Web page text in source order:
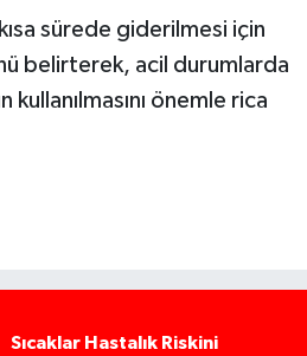
sürede giderilmesi için
belirterek, acil durumlarda
kullanılmasını önemle rica
Sıcaklar Hastalık Riskini